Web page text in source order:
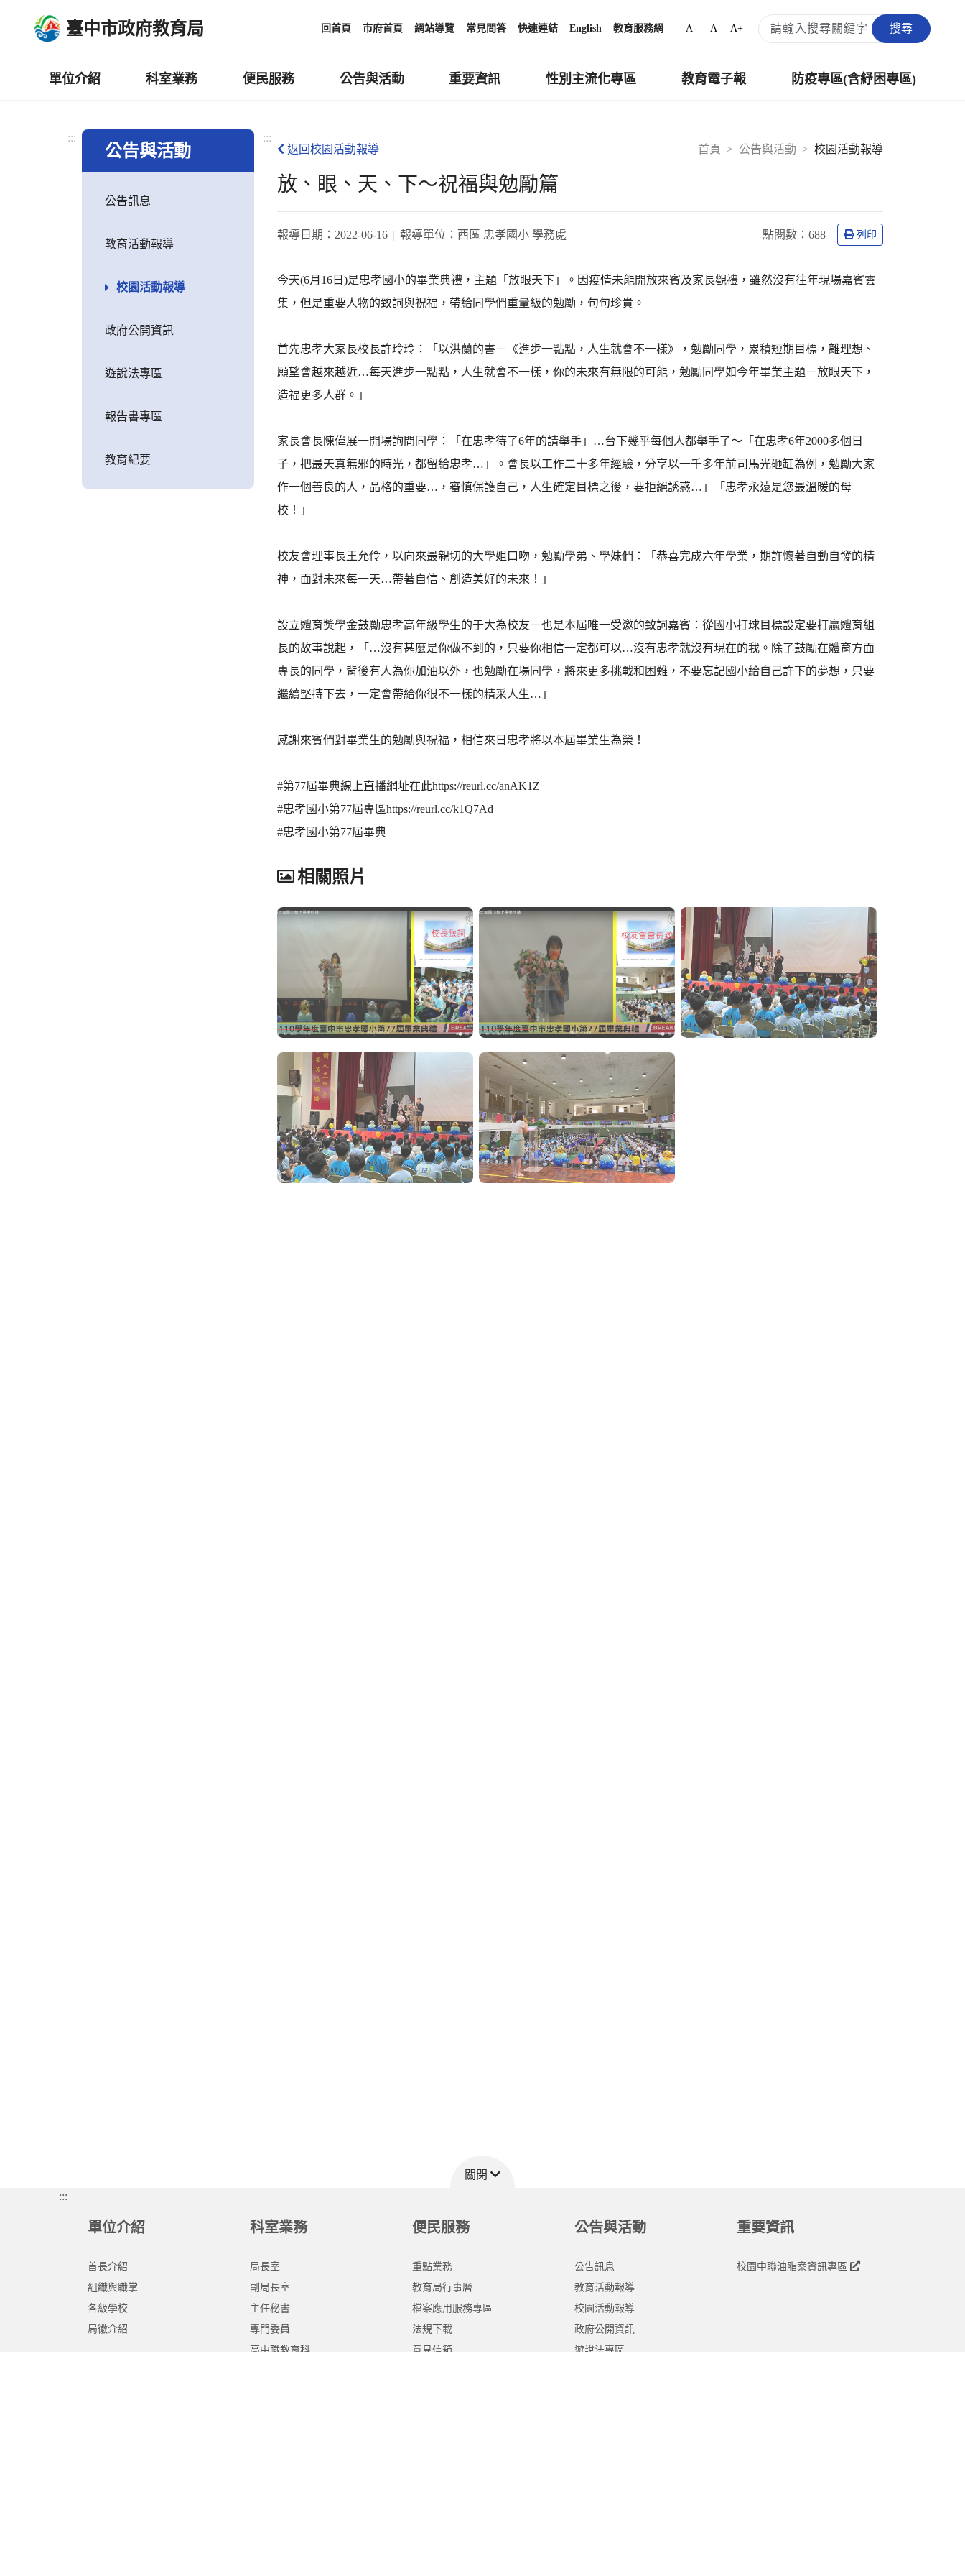
臺中市政府教育局 回首頁 市府首頁 網站導覽 常見問答 快速連結 English 教育服務網 A- A A+ 搜尋
單位介紹 科室業務 便民服務 公告與活動 重要資訊 性別主流化專區 教育電子報 防疫專區(含紓困專區)
:::
公告與活動
公告訊息
教育活動報導
校園活動報導
政府公開資訊
遊說法專區
報告書專區
教育紀要
:::
首頁
公告與活動 校園活動報導
返回校園活動報導
放、眼、天、下～祝福與勉勵篇
報導日期： 2022-06-16 報導單位： 西區 忠孝國小 學務處 點閱數： 688 列印
今天(6月16日)是忠孝國小的畢業典禮，主題「放眼天下」。因疫情未能開放來賓及家長觀禮，雖然沒有往年現場嘉賓雲
集，但是重要人物的致詞與祝福，帶給同學們重量級的勉勵，句句珍貴。
首先忠孝大家長校長許玲玲：「以洪蘭的書－《進步一點點，人生就會不一樣》，勉勵同學，累積短期目標，離理想、
願望會越來越近…每天進步一點點，人生就會不一樣，你的未來有無限的可能，勉勵同學如今年畢業主題－放眼天下，
造福更多人群。」
家長會長陳偉展一開場詢問同學：「在忠孝待了6年的請舉手」…台下幾乎每個人都舉手了～「在忠孝6年2000多個日
子，把最天真無邪的時光，都留給忠孝…」。會長以工作二十多年經驗，分享以一千多年前司馬光砸缸為例，勉勵大家
作一個善良的人，品格的重要…，審慎保護自己，人生確定目標之後，要拒絕誘惑…」「忠孝永遠是您最溫暖的母
校！」
校友會理事長王允伶，以向來最親切的大學姐口吻，勉勵學弟、學妹們：「恭喜完成六年學業，期許懷著自動自發的精
神，面對未來每一天…帶著自信、創造美好的未來！」
設立體育獎學金鼓勵忠孝高年級學生的于大為校友－也是本屆唯一受邀的致詞嘉賓：從國小打球目標設定要打贏體育組
長的故事說起，「…沒有甚麼是你做不到的，只要你相信一定都可以…沒有忠孝就沒有現在的我。除了鼓勵在體育方面
專長的同學，背後有人為你加油以外，也勉勵在場同學，將來更多挑戰和困難，不要忘記國小給自己許下的夢想，只要
繼續堅持下去，一定會帶給你很不一樣的精采人生…」
感謝來賓們對畢業生的勉勵與祝福，相信來日忠孝將以本屆畢業生為榮！
#第77屆畢典線上直播網址在此https://reurl.cc/anAK1Z
#忠孝國小第77屆專區https://reurl.cc/k1Q7Ad
#忠孝國小第77屆畢典
相關照片
關閉
:::
單位介紹
首長介紹
組織與職掌
各級學校
局徽介紹
科室業務
局長室
副局長室
主任秘書
專門委員
高中職教育科
便民服務
重點業務
教育局行事曆
檔案應用服務專區
法規下載
意見信箱
公告與活動
公告訊息
教育活動報導
校園活動報導
政府公開資訊
遊說法專區
重要資訊
校園中聯油脂案資訊專區